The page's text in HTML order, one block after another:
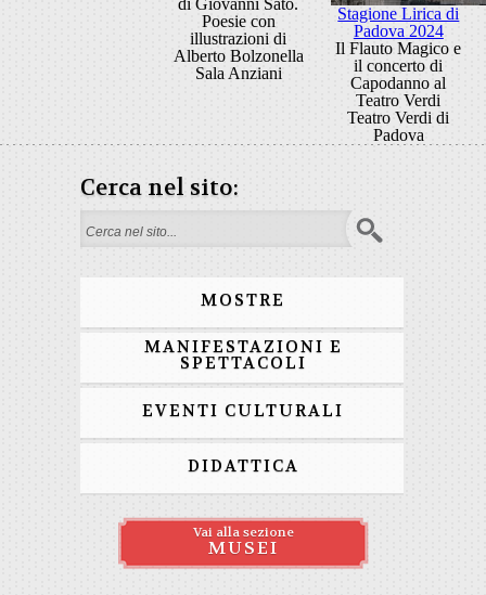
di Giovanni Sato.
Poesie con
illustrazioni di
Alberto Bolzonella
Sala Anziani
Stagione Lirica di
Padova 2024
Il Flauto Magico e
il concerto di
Capodanno al
Teatro Verdi
Teatro Verdi di
Padova
Cerca nel sito:
Form di ricerca
MOSTRE
MANIFESTAZIONI E
SPETTACOLI
EVENTI CULTURALI
DIDATTICA
Vai alla sezione
MUSEI